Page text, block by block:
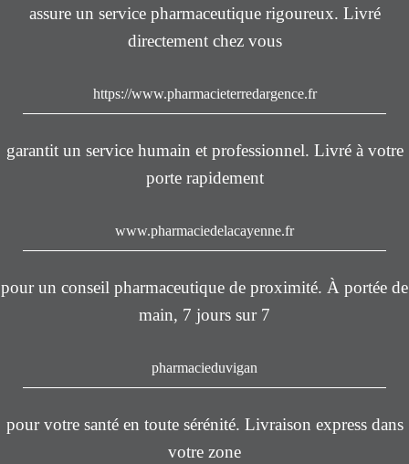
assure un service pharmaceutique rigoureux. Livré
directement chez vous
https://www.pharmacieterredargence.fr
garantit un service humain et professionnel. Livré à votre
porte rapidement
www.pharmaciedelacayenne.fr
pour un conseil pharmaceutique de proximité. À portée de
main, 7 jours sur 7
pharmacieduvigan
pour votre santé en toute sérénité. Livraison express dans
votre zone